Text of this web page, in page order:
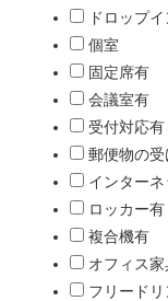
ドロップ
個室
固定席有
会議室有
受付対応有
郵便物の
インター
ロッカー有
複合機有
オフィス家
フリード